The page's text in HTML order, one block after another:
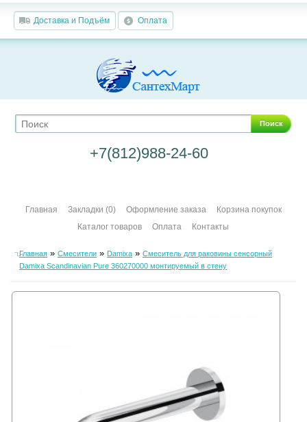
Доставка и Подъём Оплата
Поиск
+7(812)988-24-60
Главная Закладки (0) Оформление заказа
Корзина покупок
Каталог товаров
Оплата Контакты
Главная» Смесители» Damixa» Смеситель для раковины сенсорный
Damixa Scandinavian Pure 360270000 монтируемый в стену